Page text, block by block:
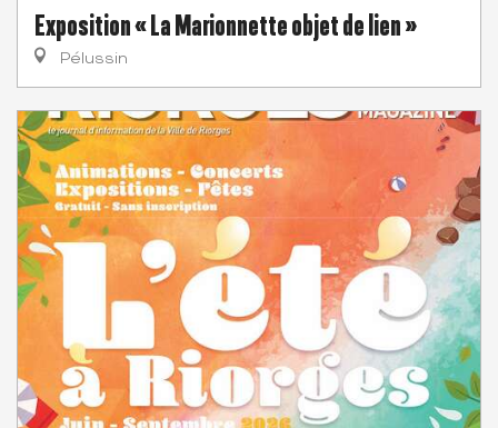
Exposition « La Marionnette objet de lien »
Pélussin